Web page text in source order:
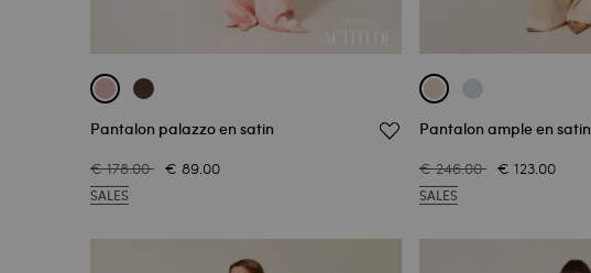
Pantalon palazzo en satin
€ 178.00 € 89.00
SALES
Pantalon ample en satin
€ 246.00 € 123.00
SALES